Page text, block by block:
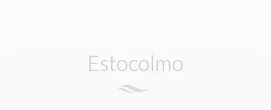
Estocolmo